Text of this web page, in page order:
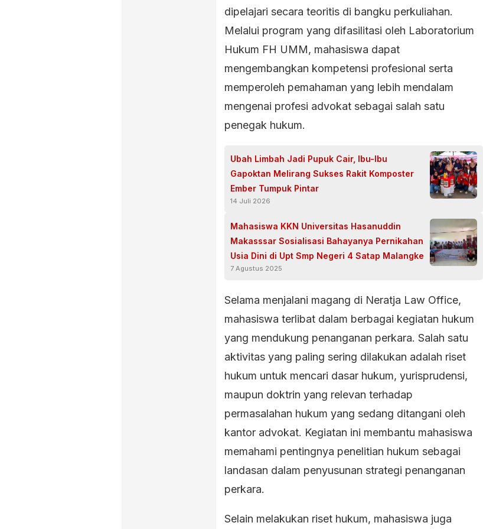
dipelajari secara teoritis di bangku perkuliahan.
Melalui program yang difasilitasi oleh Laboratorium
Hukum FH UMM, mahasiswa dapat
mengembangkan kompetensi profesional serta
memperoleh pemahaman yang lebih mendalam
mengenai profesi advokat sebagai salah satu
penegak hukum.
Ubah Limbah Jadi Pupuk Cair, Ibu-Ibu
Gapoktan Melirang Sukses Rakit Komposter
Ember Tumpuk Pintar
14 Juli 2026
Mahasiswa KKN Universitas Hasanuddin
Makasssar Sosialisasi Bahayanya Pernikahan
Usia Dini di Upt Smp Negeri 4 Satap Malangke
7 Agustus 2025
Selama menjalani magang di Neratja Law Office,
mahasiswa terlibat dalam berbagai kegiatan hukum
yang mendukung penanganan perkara. Salah satu
aktivitas yang paling sering dilakukan adalah riset
hukum untuk mencari dasar hukum, yurisprudensi,
maupun doktrin yang relevan terhadap
permasalahan hukum yang sedang ditangani oleh
kantor advokat. Kegiatan ini membantu mahasiswa
memahami pentingnya penelitian hukum sebagai
landasan dalam penyusunan strategi penanganan
perkara.
Selain melakukan riset hukum, mahasiswa juga